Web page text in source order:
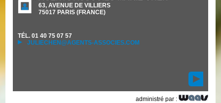
63, AVENUE DE VILLIERS
75017 PARIS (FRANCE)
TÉL.01 40 75 07 57
JULIECHEN@AGENTS-ASSOCIES.COM
administré par :